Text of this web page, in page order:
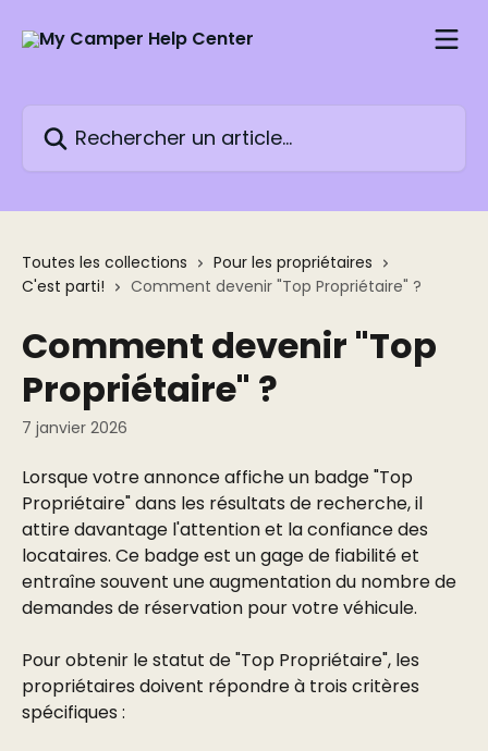
Toutes les collections
Pour les propriétaires
C'est parti!
Comment devenir "Top Propriétaire" ?
Comment devenir "Top
Propriétaire" ?
7 janvier 2026
Lorsque votre annonce affiche un badge "Top
Propriétaire" dans les résultats de recherche, il
attire davantage l'attention et la confiance des
locataires. Ce badge est un gage de fiabilité et
entraîne souvent une augmentation du nombre de
demandes de réservation pour votre véhicule.
Pour obtenir le statut de "Top Propriétaire", les
propriétaires doivent répondre à trois critères
spécifiques :